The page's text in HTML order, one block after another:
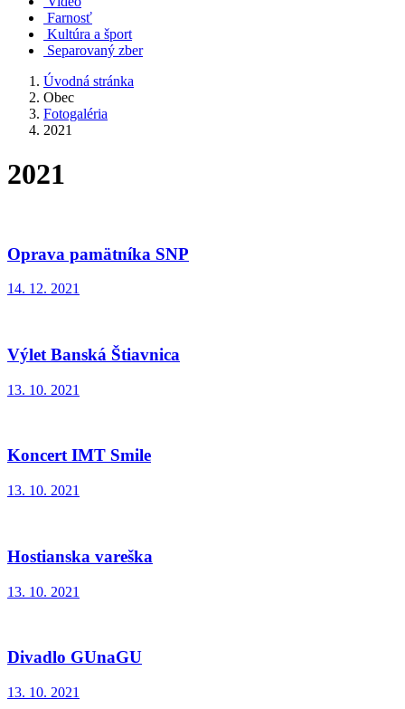
Farnosť
Kultúra a šport
Separovaný zber
Úvodná stránka
Obec
Fotogaléria
2021
2021
Oprava pamätníka SNP
14. 12. 2021
Výlet Banská Štiavnica
13. 10. 2021
Koncert IMT Smile
13. 10. 2021
Hostianska vareška
13. 10. 2021
Divadlo GUnaGU
13. 10. 2021